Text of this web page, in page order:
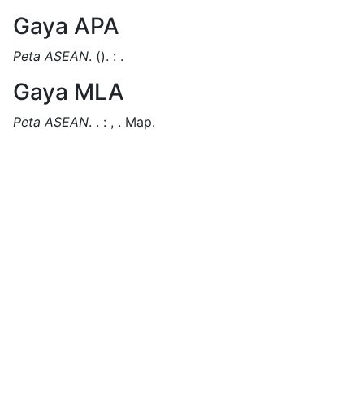
Gaya APA
Peta ASEAN. (). : .
Gaya MLA
Peta ASEAN. . : , . Map.